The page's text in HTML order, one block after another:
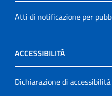
Atti di notificazione per
ACCESSIBILITÀ
Dichiarazione di accessibilità